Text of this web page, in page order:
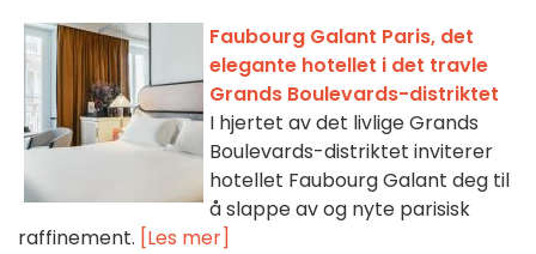
Faubourg Galant Paris, det
elegante hotellet i det travle
Grands Boulevards-distriktet
I hjertet av det livlige Grands
Boulevards-distriktet inviterer
hotellet Faubourg Galant deg til
å slappe av og nyte parisisk
raffinement. [Les mer]